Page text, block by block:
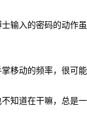
输入的密码的动作
移动的频率，很可
不知道在干嘛，总是